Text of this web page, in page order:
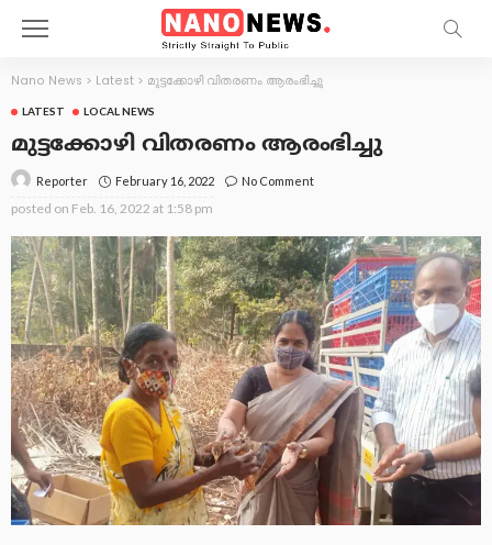
Nano News > Latest > മുട്ടക്കോഴി വിതരണം ആരംഭിച്ചു
LATEST LOCAL NEWS
മുട്ടക്കോഴി വിതരണം ആരംഭിച്ചു
Reporter February 16, 2022 No Comment
posted on Feb. 16, 2022 at 1:58 pm